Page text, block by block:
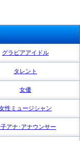
グラビアアイドル
タレント
女優
性ミュージシャン
アナ･アナウンサー